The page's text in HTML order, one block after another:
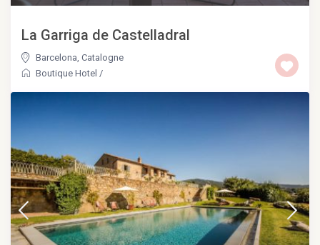
La Garriga de Castelladral
Barcelona ,Catalogne
Boutique Hotel /